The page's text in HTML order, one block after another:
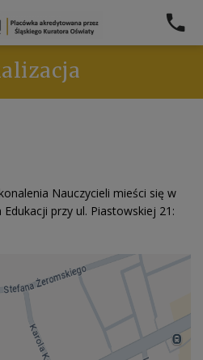
Nauczycieli mieści się w
przy ul. Piastowskiej 21: